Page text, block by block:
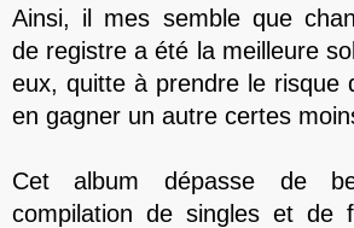
Ainsi, il mes semble que
de registre a été la meilleure
eux, quitte à prendre le risque
en gagner un autre certes
Cet album dépasse de
compilation de singles et de